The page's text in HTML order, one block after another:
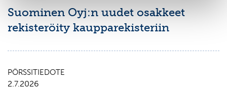
Suominen Oyj:n uudet osakkeet
rekisteröity kaupparekisteriin
PÖRSSITIEDOTE
2.7.2026